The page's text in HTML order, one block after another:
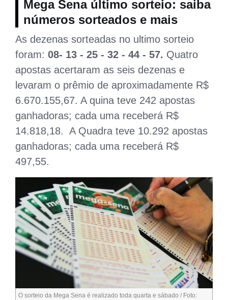
Mega Sena último sorteio: saiba
números sorteados e mais
As dezenas sorteadas no ultimo sorteio
foram: 08- 13 - 25 - 32 - 44 - 57. Quatro
apostas acertaram as seis dezenas e
levaram o prêmio de aproximadamente R$
6.670.155,67. A quina teve 242 apostas
ganhadoras; cada uma receberá R$
14.818,18. A Quadra teve 10.292 apostas
ganhadoras; cada uma receberá R$
497,55.
O sorteio da Mega Sena é realizado toda quarta e sábado / Foto: